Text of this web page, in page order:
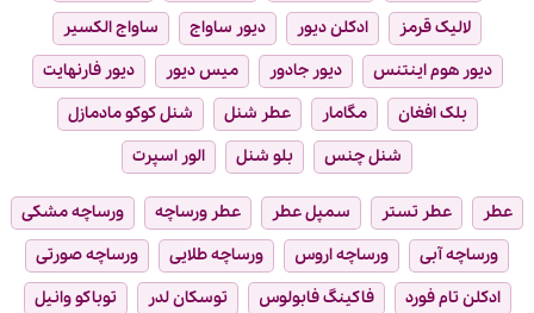
لالیک قرمز
ادکلن دیور دیور ساواج
ساواج الکسیر
دیور هوم اینتنس
دیور جادور میس دیور
دیور فارنهایت
بلک افغان
مگامار عطر شنل
شنل کوکو مادمازل
شنل چنس
بلو شنل الور اسپرت
عطر عطر تستر سمپل عطر عطر ورساچه
ورساچه مشکی
ورساچه آبی
ورساچه اروس ورساچه طلایی
ورساچه صورتی
ادکلن تام فورد
فاکینگ فابولوس توسکان لدر
توباکو وانیل